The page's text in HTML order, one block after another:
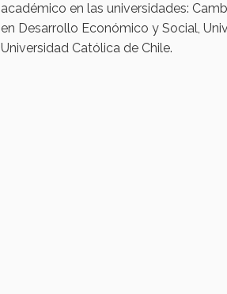
académico en las universidades:
en Desarrollo Económico y Social,
Universidad Católica de Chile.